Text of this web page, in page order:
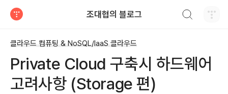
조대협의 블로그
클라우드 컴퓨팅 & NoSQL/IaaS 클라우드
Private Cloud 구축시 하드웨어
고려사항 (Storage 편)